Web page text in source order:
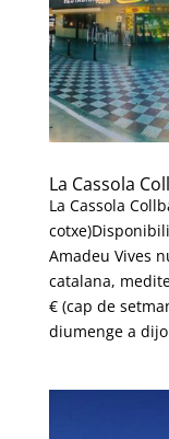
La Cassola
La Cassola
Amadeu Vives
catalana,
€ (cap de
diumenge a